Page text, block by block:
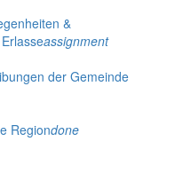
&
assignment
der Gemeinde
Regiondone